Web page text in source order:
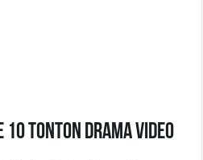
10 Tonton Drama Video